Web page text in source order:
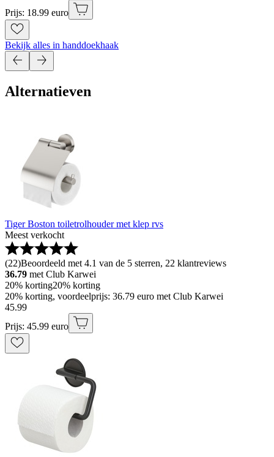
Prijs: 18.99 euro
Bekijk alles in handdoekhaak
Alternatieven
Tiger Boston toiletrolhouder met klep rvs
Meest verkocht
(22)Beoordeeld met 4.1 van de 5 sterren, 22 klantreviews
36.79 met Club Karwei
20% korting20% korting
20% korting, voordeelprijs: 36.79 euro met Club Karwei
45.99
Prijs: 45.99 euro